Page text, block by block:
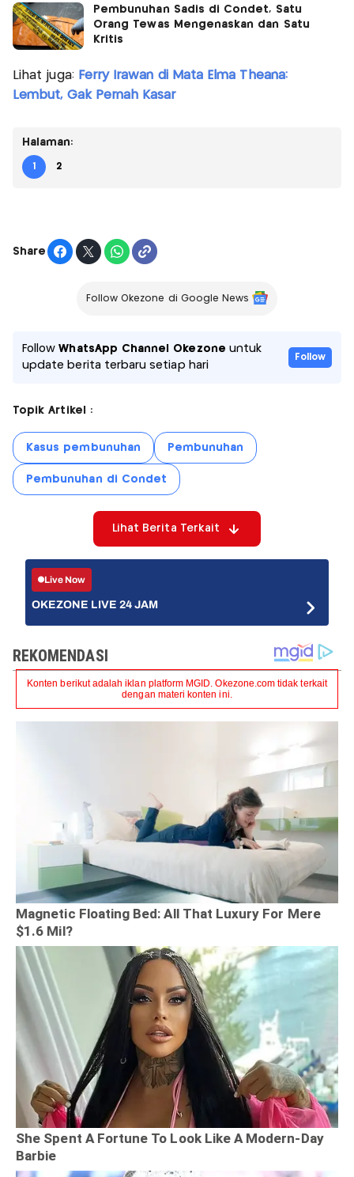
Pembunuhan Sadis di Condet, Satu
Orang Tewas Mengenaskan dan Satu
Kritis
Lihat juga: Ferry Irawan di Mata Elma Theana:
Lembut, Gak Pernah Kasar
Halaman:
1 2
Share
Follow Okezone di Google News
FollowWhatsApp Channel Okezone untuk
update berita terbaru setiap hari
Follow
Topik Artikel :
Kasus pembunuhan Pembunuhan
Pembunuhan di Condet
Lihat Berita Terkait
Live Now
OKEZONE LIVE 24 JAM